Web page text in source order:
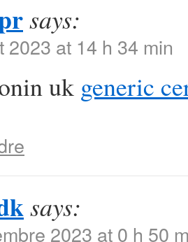
says:
2023 at 14 h 34 min
uk generic
says:
2023 at 0 h 50